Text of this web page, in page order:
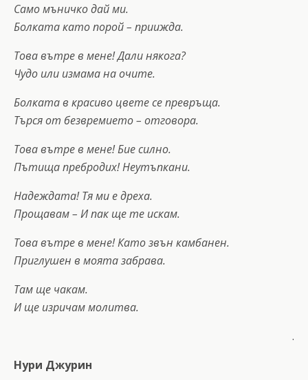
Само мъничко дай ми.
Болката като порой – приижда.
Това вътре в мене! Дали някога?
Чудо или измама на очите.
Болката в красиво цвете се превръща.
Търся от безвремието – отговора.
Това вътре в мене! Бие силно.
Пътища пребродих! Неутъпкани.
Надеждата! Тя ми е дреха.
Прощавам – И пак ще те искам.
Това вътре в мене! Като звън камбанен.
Приглушен в моята забрава.
Там ще чакам.
И ще изричам молитва.
.
Нури Джурин